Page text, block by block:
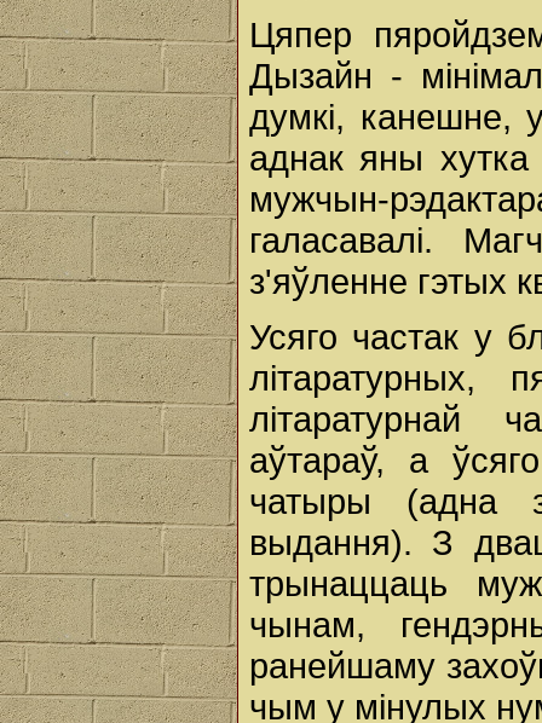
Цяпер
Дызайн -
думкі, канешне,
аднак яны хутка
мужчын-
галасавалі.
з'яўленне гэтых
Усяго частак у
літаратурнай
аўтараў, а
чатыры (адна
выдання). З
трынаццаць
чынам,
ранейшаму
чым у мінулых